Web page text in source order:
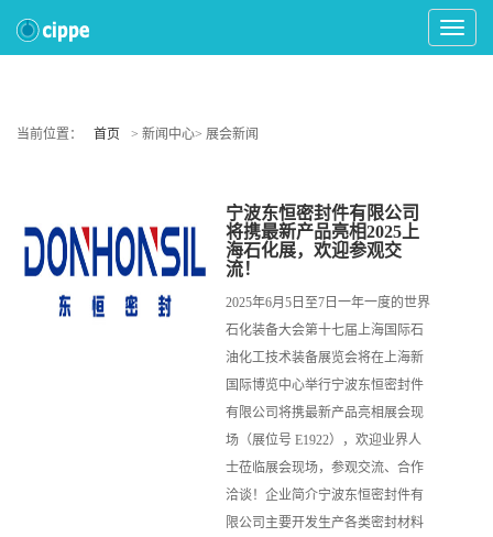
Toggle
当前位置： 首页 > 新闻中心> 展会新闻
宁波东恒密封件有限公司
将携最新产品亮相2025上
海石化展，欢迎参观交
流！
2025年6月5日至7日一年一度的世界
石化装备大会第十七届上海国际石
油化工技术装备展览会将在上海新
国际博览中心举行宁波东恒密封件
有限公司将携最新产品亮相展会现
场（展位号 E1922），欢迎业界人
士莅临展会现场，参观交流、合作
洽谈！企业简介宁波东恒密封件有
限公司主要开发生产各类密封材料